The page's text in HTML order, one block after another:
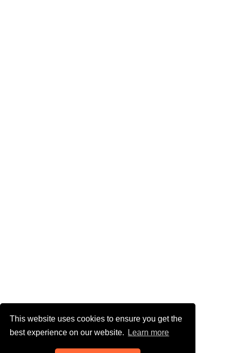
This website uses cookies to ensure you get the
best experience on our website.
Learn more